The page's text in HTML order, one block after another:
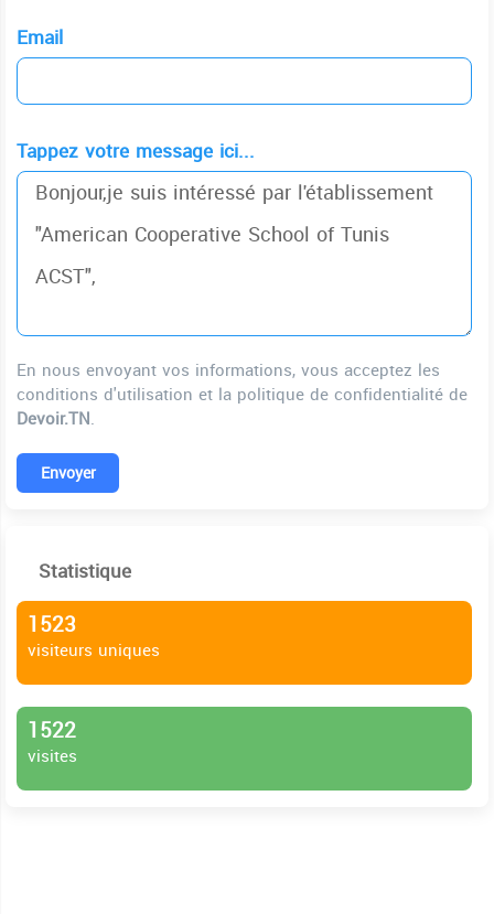
Email
Tappez votre message ici...
En nous envoyant vos informations, vous acceptez les
conditions d'utilisation et la politique de confidentialité de
Devoir.TN.
Envoyer
Statistique
1523
visiteurs uniques
1522
visites